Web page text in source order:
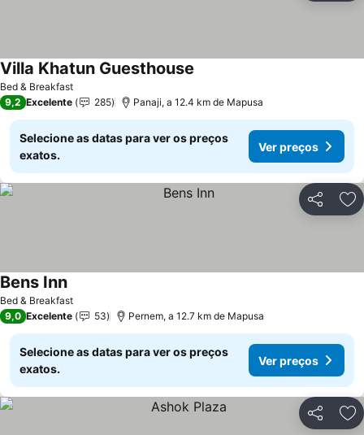
Bed & Breakfast
Villa Khatun Guesthouse
9,2 Excelente 285 Panaji, a 12.4 km de Mapusa
Selecione as datas para ver os preços
exatos.
Ver preços
Partilhar
Bed & Breakfast
Bens InnVer preços
9,0 Excelente 53 Pernem, a 12.7 km de Mapusa
Selecione as datas para ver os preços
exatos.
Ver preços
Partilhar